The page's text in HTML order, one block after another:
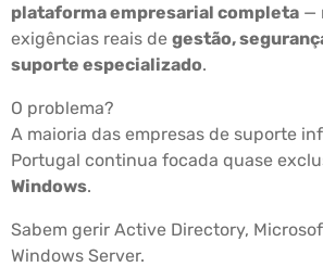
plataforma empresarial completa —
exigências reais de gestão,
suporte especializado.
O problema?
A maioria das empresas de suporte
Portugal continua focada quase
Windows.
Sabem gerir Active Directory,
Windows Server.